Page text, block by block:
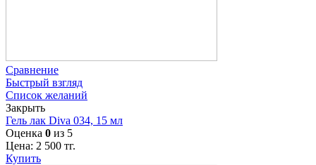
Сравнение
Быстрый взгляд
Список желаний
Закрыть
Гель лак Diva 034, 15 мл
Оценка 0 из 5
Цена: 2 500 тг.
Купить